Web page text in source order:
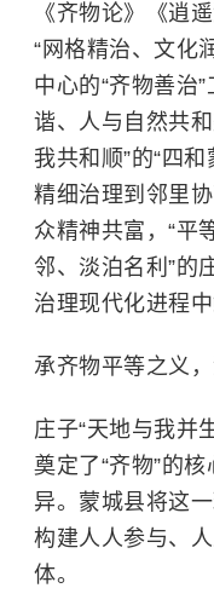
《齐物论》《逍
“网格精治、文化
中心的“齐物善治
谐、人与自然共
我共和顺”的“四
精细治理到邻里
众精神共富，“平
邻、淡泊名利”的
治理现代化进程
承齐物平等之义
庄子“天地与我并
奠定了“齐物”的
异。蒙城县将这
构建人人参与、
体。